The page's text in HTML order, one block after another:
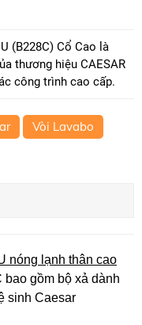
(B228C) Cổ Cao là
thương hiệu CAESAR
công trình cao cấp.
Vòi Lavabo
nóng lạnh thân cao
gồm bộ xả dành
sinh Caesar